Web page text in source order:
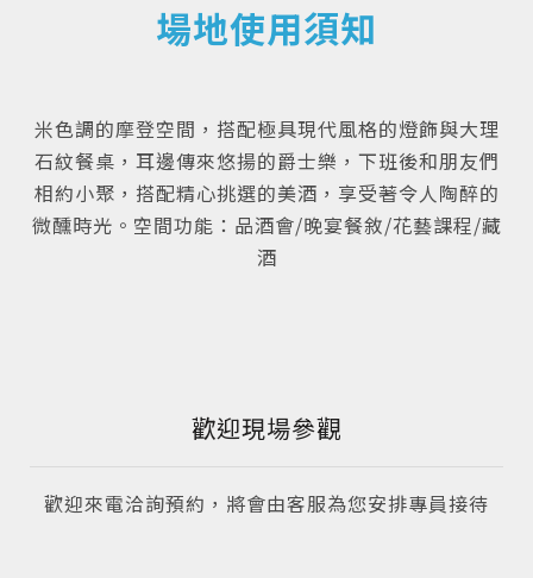
場地使用須知
米色調的摩登空間，搭配極具現代風格的燈飾與大理
石紋餐桌，耳邊傳來悠揚的爵士樂，下班後和朋友們
相約小聚，搭配精心挑選的美酒，享受著令人陶醉的
微醺時光。空間功能：品酒會/晚宴餐敘/花藝課程/藏
酒
歡迎現場參觀
歡迎來電洽詢預約，將會由客服為您安排專員接待